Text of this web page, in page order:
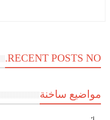
RECENT POSTS NO.
مواضيع ساخنة